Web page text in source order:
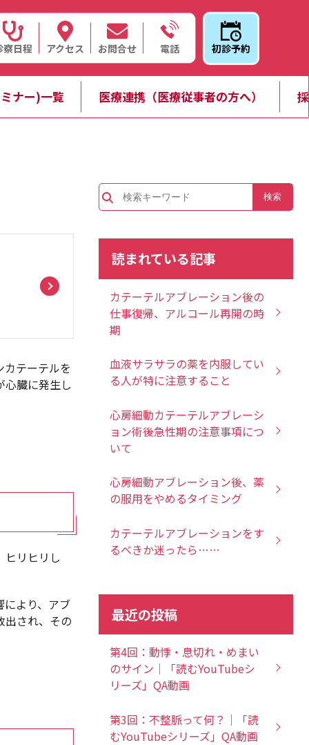
初診予約
察日程 アクセス お問合せ 電話
ナー)一覧 医療連携（医療従事者の方へ）
テーテルを
心臓に発生し
ヒリヒリし
により、アブ
出され、その
読まれている記事
カテーテルアブレーション後の
仕事復帰、アルコール再開の時
期
血液サラサラの薬を内服してい
る人が特に注意すること
心房細動カテーテルアブレーシ
ョン術後急性期の注意事項につ
いて
心房細動アブレーション後、薬
の服用をやめるタイミング
カテーテルアブレーションをす
るべきか迷ったら……
最近の投稿
第4回：動悸・息切れ・めまい
のサイン｜「読むYouTubeシ
リーズ」QA動画
第3回：不整脈って何？｜「読
むYouTubeシリーズ」QA動画